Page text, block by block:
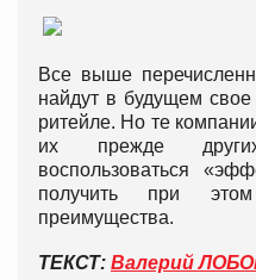
Все выше
найдут в будущем
ритейле. Но те
их прежде
воспользоваться
получить при
преимущества.
ТЕКСТ: Валерий